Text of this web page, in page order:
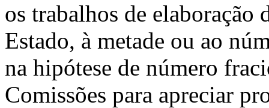
os trabalhos de elaboração
Estado, à metade ou ao
na hipótese de número
Comissões para apreciar